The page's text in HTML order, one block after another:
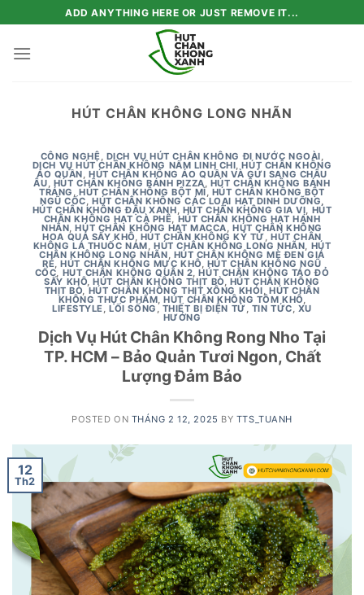
to
content
ADD ANYTHING HERE OR JUST REMOVE IT...
HÚT CHÂN KHÔNG LONG NHÃN
CÔNG NGHỆ, DỊCH VỤ HÚT CHÂN KHÔNG ĐI NƯỚC NGOÀI,
DỊCH VỤ HÚT CHÂN KHÔNG NẤM LINH CHI,HÚT CHÂN KHÔNG
ÁO QUẦN,HÚT CHÂN KHÔNG ÁO QUẦN VÀ GỬI SANG CHÂU
ÂU, HÚT CHÂN KHÔNG BÁNH PIZZA, HÚT CHÂN KHÔNG BÁNH
TRÁNG , HÚT CHÂN KHÔNG BỘT MÌ, HÚT CHÂN KHÔNG BỘT
NGŨ CỐC,HÚT CHÂN KHÔNG CÁC LOẠI HẠT DINH DƯỠNG,
HÚT CHÂN KHÔNG ĐẬU XANH, HÚT CHÂN KHÔNG GIA VỊ, HÚT
CHÂN KHÔNG HẠT CÀ PHÊ, HÚT CHÂN KHÔNG HẠT HẠNH
NHÂN,HÚT CHÂN KHÔNG HẠT MACCA,HÚT CHÂN KHÔNG
HOA QUẢ SẤY KHÔ, HÚT CHÂN KHÔNG KỶ TỬ ,HÚT CHÂN
KHÔNG LÁ THUỐC NAM, HÚT CHÂN KHÔNG LONG NHÃN, HÚT
CHÂN KHÔNG LONG NHÃN, HÚT CHÂN KHÔNG MÈ ĐEN GIÁ
RẺ,HÚT CHÂN KHÔNG MỰC KHÔ, HÚT CHÂN KHÔNG NGŨ
CỐC, HUT CHÂN KHÔNG QUẬN 2,HÚT CHÂN KHÔNG TÁO ĐỎ
SẤY KHÔ,HÚT CHÂN KHÔNG THỊT BÒ, HÚT CHÂN KHÔNG
THỊT BÒ, HÚT CHÂN KHÔNG THỊT XÔNG KHÓI, HÚT CHÂN
KHÔNG THỰC PHẨM,HÚT CHÂN KHÔNG TÔM KHÔ,
LIFESTYLE,LỐI SỐNG , THIẾT BỊ ĐIỆN TỬ , TIN TỨC, XU
HƯỚNG
Dịch Vụ Hút Chân Không Rong Nho Tại
TP. HCM – Bảo Quản Tươi Ngon, Chất
Lượng Đảm Bảo
POSTED ON THÁNG 2 12, 2025 BY TTS_TUANH
12
Th2